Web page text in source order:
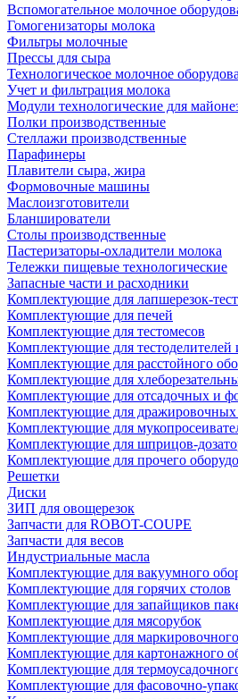
Вспомогательное молочное
Гомогенизаторы молока
Фильтры молочные
Прессы для сыра
Технологическое молочное
Учет и фильтрация молока
Модули технологические для
Полки производственные
Стеллажи производственные
Парафинеры
Плавители сыра, жира
Формовочные машины
Маслоизготовители
Бланширователи
Столы производственные
Пастеризаторы-охладители молока
Тележки пищевые технологические
Запасные части и расходники
Комплектующие для лапшерезок-
Комплектующие для печей
Комплектующие для тестомесов
Комплектующие для тестоделителей
Комплектующие для расстойного
Комплектующие для
Комплектующие для отсадочных и
Комплектующие для дражировочных
Комплектующие для
Комплектующие для шприцов-
Комплектующие для прочего
Решетки
Диски
ЗИП для овощерезок
Запчасти для ROBOT-COUPE
Запчасти для весов
Индустриальные масла
Комплектующие для вакуумного
Комплектующие для горячих столов
Комплектующие для запайщиков
Комплектующие для мясорубок
Комплектующие для
Комплектующие для картонажного
Комплектующие для
Комплектующие для фасовочно-